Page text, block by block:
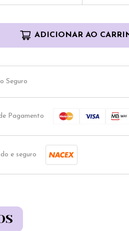
ADICIONAR AO
Seguro
Pagamento
e seguro